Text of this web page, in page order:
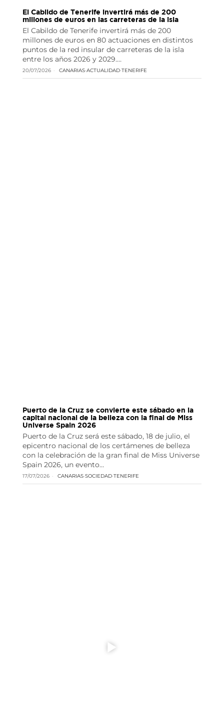
El Cabildo de Tenerife invertirá más de 200
millones de euros en las carreteras de la isla
El Cabildo de Tenerife invertirá más de 200
millones de euros en 80 actuaciones en distintos
puntos de la red insular de carreteras de la isla
entre los años 2026 y 2029.…
20/07/2026 CANARIAS·ACTUALIDAD·TENERIFE
Puerto de la Cruz se convierte este sábado en la
capital nacional de la belleza con la final de Miss
Universe Spain 2026
Puerto de la Cruz será este sábado, 18 de julio, el
epicentro nacional de los certámenes de belleza
con la celebración de la gran final de Miss Universe
Spain 2026, un evento…
17/07/2026 CANARIAS·SOCIEDAD·TENERIFE